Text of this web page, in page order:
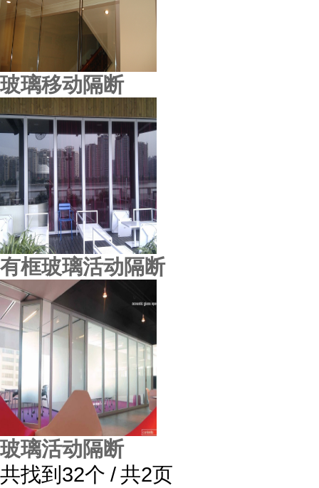
玻璃移动隔断
有框玻璃活动隔断
玻璃活动隔断
共找到32个 / 共2页